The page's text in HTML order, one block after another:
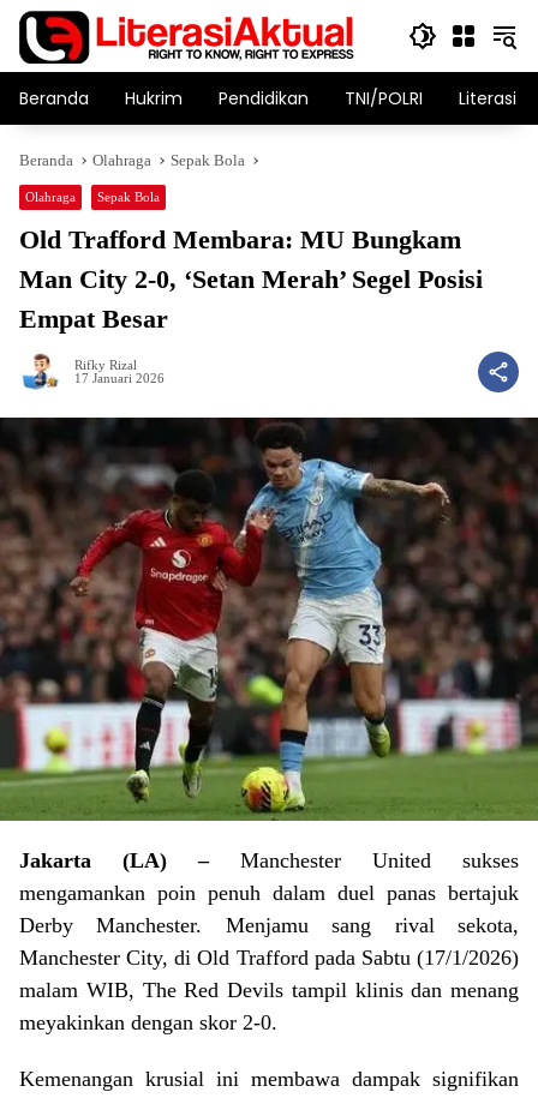
Langsung
konten
Beranda Hukrim Pendidikan TNI/POLRI Literasi
Beranda Olahraga Sepak Bola
Olahraga Sepak Bola
Old Trafford Membara: MU Bungkam
Man City 2-0, ‘Setan Merah’ Segel Posisi
Empat Besar
Rifky Rizal
17 Januari 2026
Jakarta (LA) –Manchester United sukses
mengamankan poin penuh dalam duel panas bertajuk
Derby Manchester. Menjamu sang rival sekota,
Manchester City, di Old Trafford pada Sabtu (17/1/2026)
malam WIB, The Red Devils tampil klinis dan menang
meyakinkan dengan skor 2-0.
Kemenangan krusial ini membawa dampak signifikan